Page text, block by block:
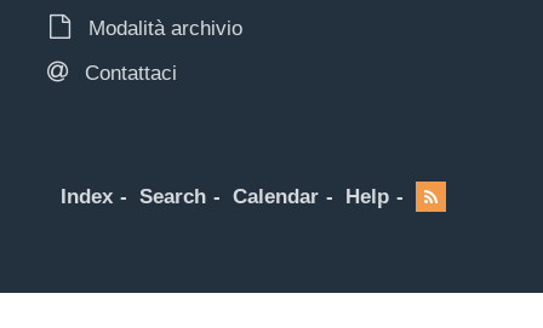
Modalità archivio
Contattaci
Index Search Calendar Help